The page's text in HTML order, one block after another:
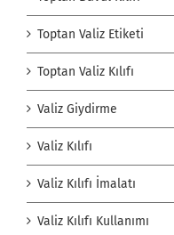
Toptan Valiz Etiketi
Toptan Valiz Kılıfı
Valiz Giydirme
Valiz Kılıfı
Valiz Kılıfı İmalatı
Valiz Kılıfı Kullanımı